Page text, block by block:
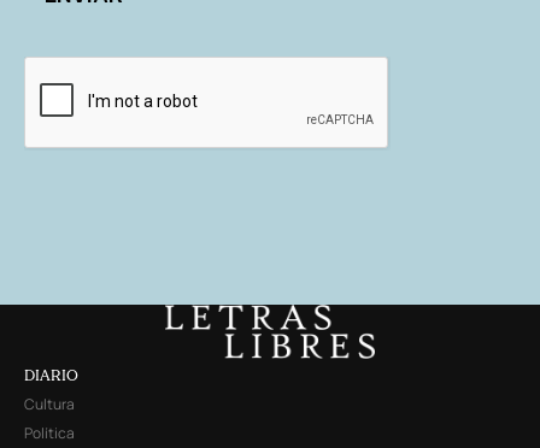
DIARIO
Cultura
Política